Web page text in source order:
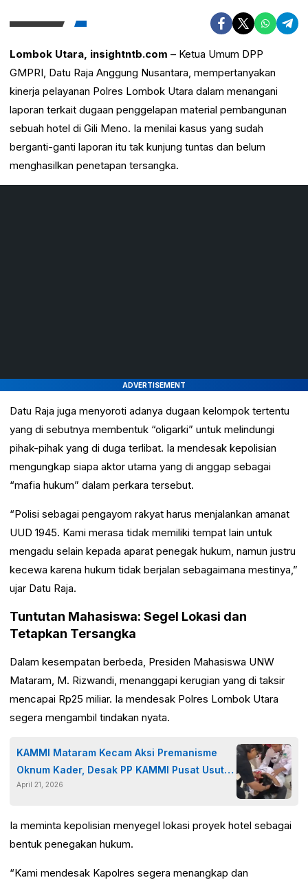
Lombok Utara, insightntb.com – Ketua Umum DPP
GMPRI, Datu Raja Anggung Nusantara, mempertanyakan
kinerja pelayanan Polres Lombok Utara dalam menangani
laporan terkait dugaan penggelapan material pembangunan
sebuah hotel di Gili Meno. Ia menilai kasus yang sudah
berganti-ganti laporan itu tak kunjung tuntas dan belum
menghasilkan penetapan tersangka.
ADVERTISEMENT
Datu Raja juga menyoroti adanya dugaan kelompok tertentu
yang di sebutnya membentuk “oligarki” untuk melindungi
pihak-pihak yang di duga terlibat. Ia mendesak kepolisian
mengungkap siapa aktor utama yang di anggap sebagai
“mafia hukum” dalam perkara tersebut.
“Polisi sebagai pengayom rakyat harus menjalankan amanat
UUD 1945. Kami merasa tidak memiliki tempat lain untuk
mengadu selain kepada aparat penegak hukum, namun justru
kecewa karena hukum tidak berjalan sebagaimana mestinya,”
ujar Datu Raja.
Tuntutan Mahasiswa: Segel Lokasi dan
Tetapkan Tersangka
Dalam kesempatan berbeda, Presiden Mahasiswa UNW
Mataram, M. Rizwandi, menanggapi kerugian yang di taksir
mencapai Rp25 miliar. Ia mendesak Polres Lombok Utara
segera mengambil tindakan nyata.
KAMMI Mataram Kecam Aksi Premanisme
Oknum Kader, Desak PP KAMMI Pusat Usut
Tuntas
April 21, 2026
Ia meminta kepolisian menyegel lokasi proyek hotel sebagai
bentuk penegakan hukum.
“Kami mendesak Kapolres segera menangkap dan